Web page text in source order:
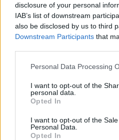
disclosure of your personal
IAB’s list of downstream
also be disclosed by us to third
Downstream Participants that
Personal Data Processing
I want to opt-out of the
personal data.
Opted In
I want to opt-out of the
Personal Data.
Opted In
PNȚCD (Pavelescu)
PNCR (Terheș)
Partidul Patrioților (Surugiu)
FAR (Coarnă)
România pe Primul Loc
Altul
Arată